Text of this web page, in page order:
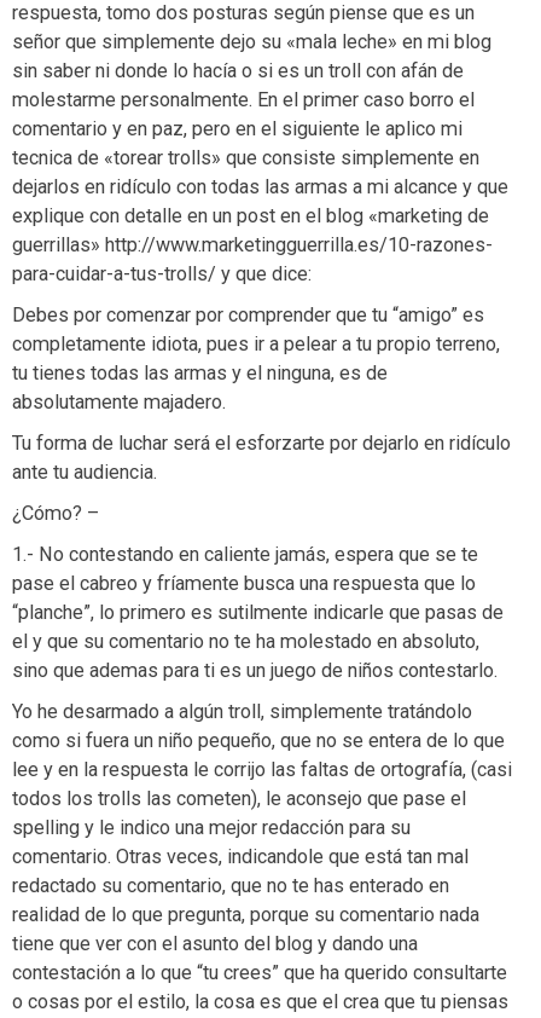
respuesta, tomo dos posturas según piense que es un
señor que simplemente dejo su «mala leche» en mi blog
sin saber ni donde lo hacía o si es un troll con afán de
molestarme personalmente. En el primer caso borro el
comentario y en paz, pero en el siguiente le aplico mi
tecnica de «torear trolls» que consiste simplemente en
dejarlos en ridículo con todas las armas a mi alcance y que
explique con detalle en un post en el blog «marketing de
guerrillas» http://www.marketingguerrilla.es/10-razones-
para-cuidar-a-tus-trolls/ y que dice:
Debes por comenzar por comprender que tu “amigo” es
completamente idiota, pues ir a pelear a tu propio terreno,
tu tienes todas las armas y el ninguna, es de
absolutamente majadero.
Tu forma de luchar será el esforzarte por dejarlo en ridículo
ante tu audiencia.
¿Cómo? –
1.- No contestando en caliente jamás, espera que se te
pase el cabreo y fríamente busca una respuesta que lo
“planche”, lo primero es sutilmente indicarle que pasas de
el y que su comentario no te ha molestado en absoluto,
sino que ademas para ti es un juego de niños contestarlo.
Yo he desarmado a algún troll, simplemente tratándolo
como si fuera un niño pequeño, que no se entera de lo que
lee y en la respuesta le corrijo las faltas de ortografía, (casi
todos los trolls las cometen), le aconsejo que pase el
spelling y le indico una mejor redacción para su
comentario. Otras veces, indicandole que está tan mal
redactado su comentario, que no te has enterado en
realidad de lo que pregunta, porque su comentario nada
tiene que ver con el asunto del blog y dando una
contestación a lo que “tu crees” que ha querido consultarte
o cosas por el estilo, la cosa es que el crea que tu piensas